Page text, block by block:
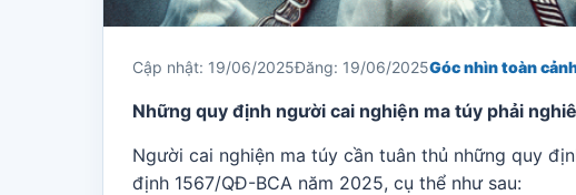
Cập nhật: 19/06/2025Đăng: 19/06/2025Góc nhìn toàn
Những quy định người cai nghiện ma túy phải
Người cai nghiện ma túy cần tuân thủ những quy
định 1567/QĐ-BCA năm 2025, cụ thể như sau: